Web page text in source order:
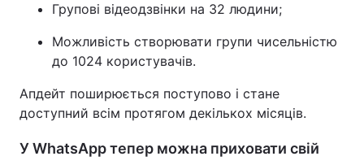
Групові відеодзвінки на 32 людини;
Можливість створювати групи чисельністю
до 1024 користувачів.
Апдейт поширюється поступово і стане
доступний всім протягом декількох місяців.
У WhatsApp тепер можна приховати свій